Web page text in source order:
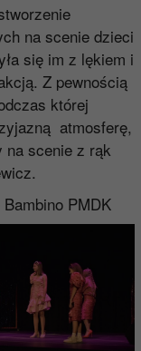
na scenie dzieci
się im z lękiem i
Z pewnością
której
atmosferę,
na scenie z rąk
PMDK